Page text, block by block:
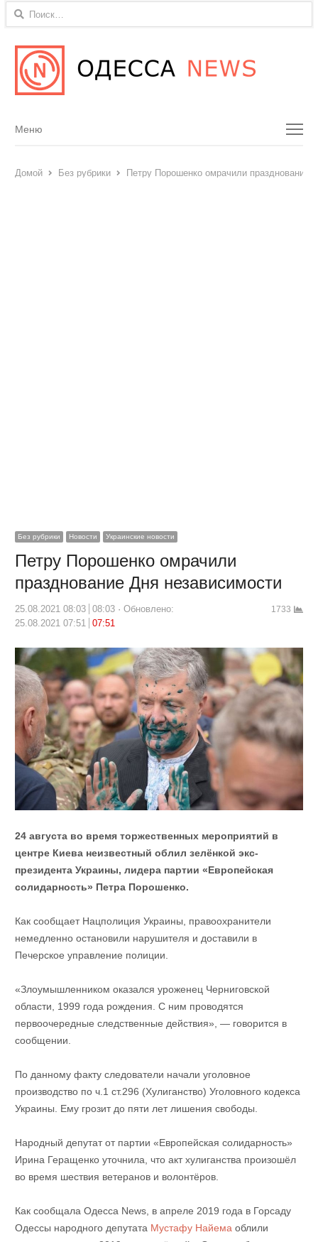
Найти:
Menu
Меню
Домой Без рубрики Петру Порошенко омрачили празднование
Без рубрики Новости Украинские новости
Петру Порошенко омрачили
празднование Дня независимости
25.08.2021 08:03 08:03
Обновлено:
25.08.2021 07:51
07:51
1733
24 августа во время торжественных мероприятий в
центре Киева неизвестный облил зелёнкой экс-
президента Украины, лидера партии «Европейская
солидарность» Петра Порошенко.
Как сообщает Нацполиция Украины, правоохранители
немедленно остановили нарушителя и доставили в
Печерское управление полиции.
«Злоумышленником оказался уроженец Черниговской
области, 1999 года рождения. С ним проводятся
первоочередные следственные действия», — говорится в
сообщении.
По данному факту следователи начали уголовное
производство по ч.1 ст.296 (Хулиганство) Уголовного кодекса
Украины. Ему грозит до пяти лет лишения свободы.
Народный депутат от партии «Европейская солидарность»
Ирина Геращенко уточнила, что акт хулиганства произошёл
во время шествия ветеранов и волонтёров.
Как сообщала Одесса News, в апреле 2019 года в Горсаду
Одессы народного депутата Мустафу Найема облили